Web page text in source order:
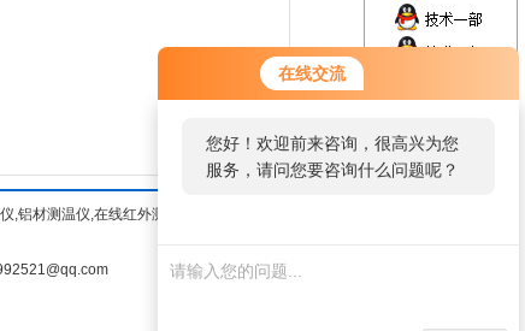
在线交流
您好！欢迎前来咨询，很高兴为您
服务，请问您要咨询什么问题呢？
,铝材测温仪,在线红外测温仪